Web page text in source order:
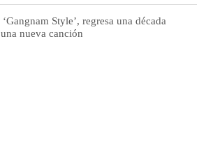
Style’, regresa una década
nueva canción